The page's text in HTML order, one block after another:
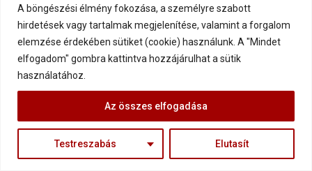
A böngészési élmény fokozása, a személyre szabott
hirdetések vagy tartalmak megjelenítése, valamint a forgalom
elemzése érdekében sütiket (cookie) használunk. A "Mindet
elfogadom" gombra kattintva hozzájárulhat a sütik
használatához.
Testreszabás Elutasít
Az összes elfogadása
intelligenciájáról : az anyám volt,
ezért minden tiszteletet
megérdemelt, meg is kapta, mert
úgym jutott keresztül, hogy a
derűje, a humora, az embersége,
sőt lelki energiája is
megmaradt.Már 12 évesen